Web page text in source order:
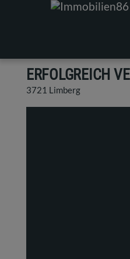
ERFOLGREICH
3721 Limberg